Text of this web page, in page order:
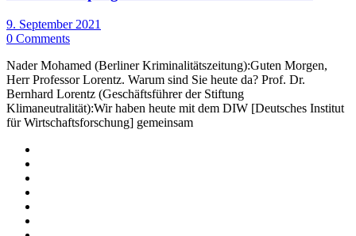
9. September 2021
0 Comments
Nader Mohamed (Berliner Kriminalitätszeitung):Guten Morgen,
Herr Professor Lorentz. Warum sind Sie heute da? Prof. Dr.
Bernhard Lorentz (Geschäftsführer der Stiftung
Klimaneutralität):Wir haben heute mit dem DIW [Deutsches Institut
für Wirtschaftsforschung] gemeinsam